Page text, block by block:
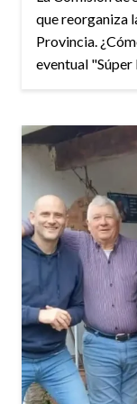
que reorganiza
Provincia.
eventual "Súper